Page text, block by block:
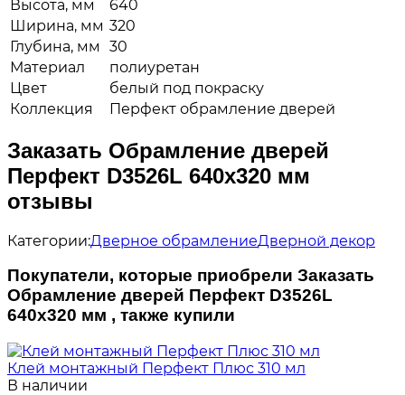
Высота, мм
640
Ширина, мм 320
Глубина, мм
30
Материал
полиуретан
Цвет
белый под покраску
Коллекция
Перфект обрамление дверей
Заказать Обрамление дверей
Перфект D3526L 640х320 мм
отзывы
Категории:Дверное обрамлениеДверной декор
Покупатели, которые приобрели Заказать
Обрамление дверей Перфект D3526L
640х320 мм , также купили
Клей монтажный Перфект Плюс 310 мл
В наличии